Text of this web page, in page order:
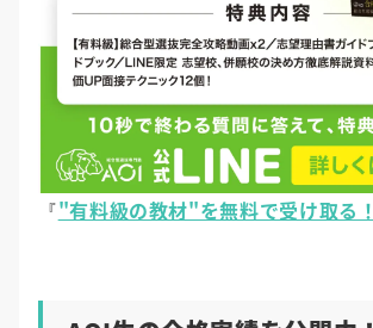
『"有料級の教材"を無料で受け取る！